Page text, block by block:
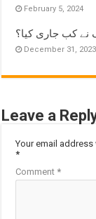
February 5, 2024
نے کب جاری کیا؟
December 31, 2023
Leave a
Your email
*
Comment*